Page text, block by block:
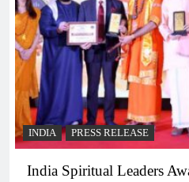
INDIA PRESS RELEASE
India Spiritual Leaders